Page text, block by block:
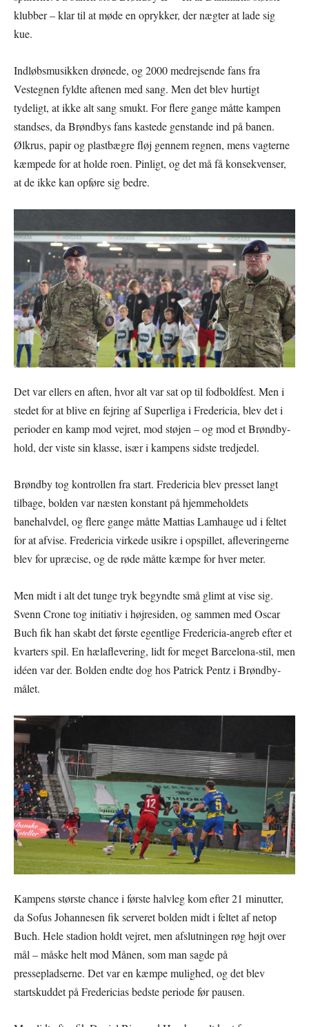
klubber – klar til at møde en oprykker, der nægter at lade sig
kue.
Indløbsmusikken drønede, og 2000 medrejsende fans fra
Vestegnen fyldte aftenen med sang. Men det blev hurtigt
tydeligt, at ikke alt sang smukt. For flere gange måtte kampen
standses, da Brøndbys fans kastede genstande ind på banen.
Ølkrus, papir og plastbægre fløj gennem regnen, mens vagterne
kæmpede for at holde roen. Pinligt, og det må få konsekvenser,
at de ikke kan opføre sig bedre.
Det var ellers en aften, hvor alt var sat op til fodboldfest. Men i
stedet for at blive en fejring af Superliga i Fredericia, blev det i
perioder en kamp mod vejret, mod støjen – og mod et Brøndby-
hold, der viste sin klasse, især i kampens sidste tredjedel.
Brøndby tog kontrollen fra start. Fredericia blev presset langt
tilbage, bolden var næsten konstant på hjemmeholdets
banehalvdel, og flere gange måtte Mattias Lamhauge ud i feltet
for at afvise. Fredericia virkede usikre i opspillet, afleveringerne
blev for upræcise, og de røde måtte kæmpe for hver meter.
Men midt i alt det tunge tryk begyndte små glimt at vise sig.
Svenn Crone tog initiativ i højresiden, og sammen med Oscar
Buch fik han skabt det første egentlige Fredericia-angreb efter et
kvarters spil. En hælaflevering, lidt for meget Barcelona-stil, men
idéen var der. Bolden endte dog hos Patrick Pentz i Brøndby-
målet.
Kampens største chance i første halvleg kom efter 21 minutter,
da Sofus Johannesen fik serveret bolden midt i feltet af netop
Buch. Hele stadion holdt vejret, men afslutningen røg højt over
mål – måske helt mod Månen, som man sagde på
pressepladserne. Det var en kæmpe mulighed, og det blev
startskuddet på Fredericias bedste periode før pausen.